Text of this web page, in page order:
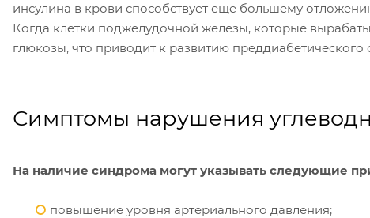
инсулина в крови способствует еще большему
Когда клетки поджелудочной железы, которые
глюкозы, что приводит к развитию преддиабетического
Симптомы нарушения
На наличие синдрома могут указывать следующие
повышение уровня артериального давления;